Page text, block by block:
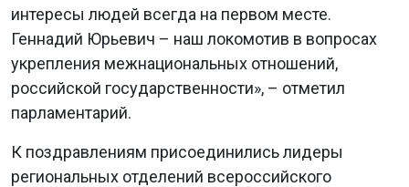
интересы людей всегда на первом месте.
Геннадий Юрьевич – наш локомотив в вопросах
укрепления межнациональных отношений,
российской государственности», – отметил
парламентарий.
К поздравлениям присоединились лидеры
региональных отделений всероссийского